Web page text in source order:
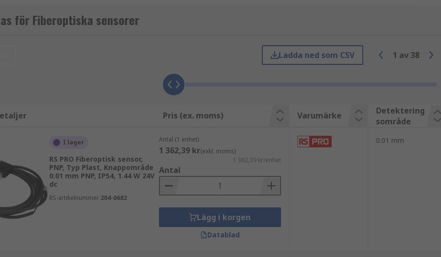
ändarna för att producera en elektrisk signal.
en fiberoptisk kabel ansluten till en fjärrsensor eller förstärkare. Sensorn sänder ut, tar emot
optiska kabeln är den mekaniska komponenten som transporterar ljuset in i och ut ur områden
sensorn.
Vid testning av mekaniska egenskaper används fiberoptiska sensorer för att
att mäta acceleration, hastighet, tryck, temperatur och förskjutning.
av dessa inkluderar:
för Fiberoptiska sensorer
Ladda ned som CSV 1 av 38
Pris (ex. moms) Varumärke
Detektering
sområde
I lager
RS PRO Fiberoptisk sensor,
PNP, Typ Plast, Knappområde
0.01 mm PNP, IP54, 1.44 W 24V
dc
RS-artikelnummer 204-0682
Antal (1 enhet)
1 362,39 kr(exkl. moms)
1 362,39 kr/enhet
Antal
Lägg i korgen
Datablad
0.01 mm